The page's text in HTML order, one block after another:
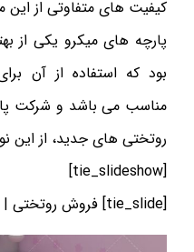
کیفیت های متفاوتی از این
پارچه های میکرو یکی از
بود که استفاده از آن
مناسب می باشد و شرکت
روتختی های جدید، از این
[tie_slideshow]
[tie_slide] فروش روتختی |